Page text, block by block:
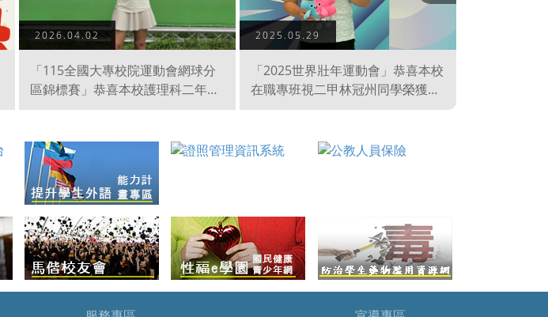
2026.04.02
「115全國大專校院運動會網球分
區錦標賽」恭喜本校護理科二年六
班謝昀蓁同學榮獲「個人賽第三
2025.05.29
「2025世界壯年運動會」恭喜本校
在職專班視二甲林冠州同學榮獲
「25公尺快射手槍40plus－銅牌」
頁